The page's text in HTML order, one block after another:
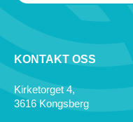
KONTAKT OSS
Kirketorget 4,
3616 Kongsberg